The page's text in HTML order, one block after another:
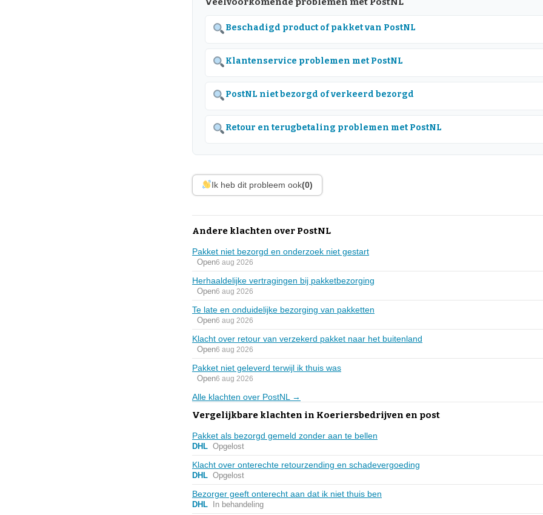
Beschadigd product of pakket van PostNL
Klantenservice problemen met PostNL
PostNL niet bezorgd of verkeerd bezorgd
Retour en terugbetaling problemen met PostNL
Ik heb dit probleem ook(0)
Andere klachten over PostNL
Pakket niet bezorgd en onderzoek niet gestart
Open6 aug 2026
Herhaaldelijke vertragingen bij pakketbezorging
Open6 aug 2026
Te late en onduidelijke bezorging van pakketten
Open6 aug 2026
Klacht over retour van verzekerd pakket naar het buitenland
Open6 aug 2026
Pakket niet geleverd terwijl ik thuis was
Open6 aug 2026
Alle klachten over PostNL →
Vergelijkbare klachten in Koeriersbedrijven en post
Pakket als bezorgd gemeld zonder aan te bellen
DHL Opgelost
Klacht over onterechte retourzending en schadevergoeding
DHL Opgelost
Bezorger geeft onterecht aan dat ik niet thuis ben
DHL In behandeling